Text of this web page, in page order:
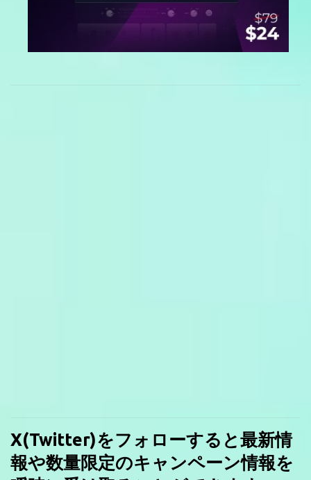
X(Twitter)をフォローすると最新情
報や数量限定のキャンペーン情報を